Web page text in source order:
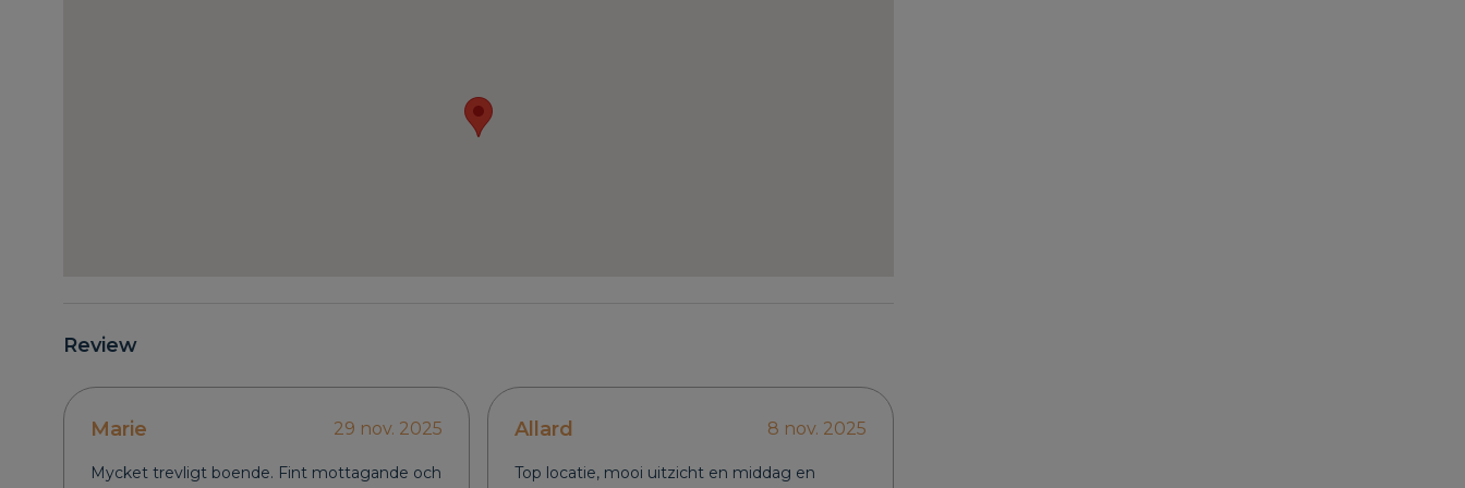
Review
Marie 29 nov. 2025
Mycket trevligt boende. Fint mottagande och
Allard 8 nov. 2025
Top locatie, mooi uitzicht en middag en